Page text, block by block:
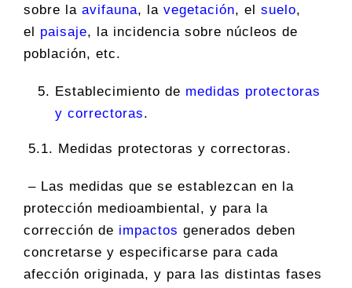
sobre la avifauna, la vegetación, el suelo,
el paisaje, la incidencia sobre núcleos de
población, etc.
Establecimiento de medidas protectoras
y correctoras.
5.1. Medidas protectoras y correctoras.
– Las medidas que se establezcan en la
protección medioambiental, y para la
corrección de impactos generados deben
concretarse y especificarse para cada
afección originada, y para las distintas fases